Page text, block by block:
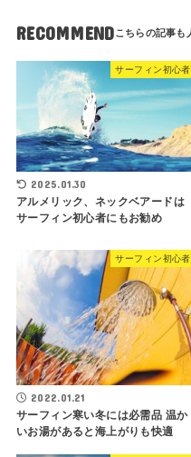
RECOMMEND
サーフィン初心者
2025.01.30
アルメリック、ネックベアードは
サーフィン初心者にもお勧め
サーフィン初心者
2022.01.21
サーフィン寒い冬には必需品 温か
いお湯があると海上がりも快適